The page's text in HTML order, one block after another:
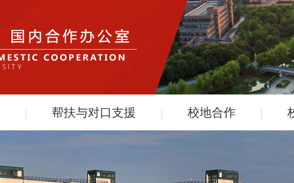
帮扶与对口支援 校地合作